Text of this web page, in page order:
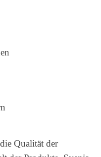
Qualität der